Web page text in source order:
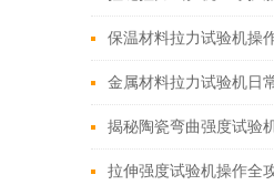
保温材料拉力试验机操
金属材料拉力试验机日
揭秘陶瓷弯曲强度试验
拉伸强度试验机操作全